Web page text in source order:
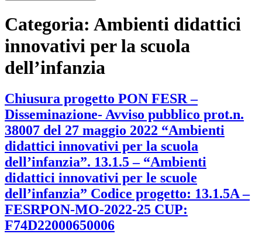
Categoria: Ambienti didattici
innovativi per la scuola
dell’infanzia
Chiusura progetto PON FESR –
Disseminazione- Avviso pubblico prot.n.
38007 del 27 maggio 2022 “Ambienti
didattici innovativi per la scuola
dell’infanzia”. 13.1.5 – “Ambienti
didattici innovativi per le scuole
dell’infanzia” Codice progetto: 13.1.5A –
FESRPON-MO-2022-25 CUP:
F74D22000650006